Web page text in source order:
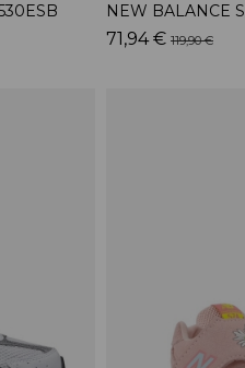
NEW BALANCE
71,94 € 119,90 €